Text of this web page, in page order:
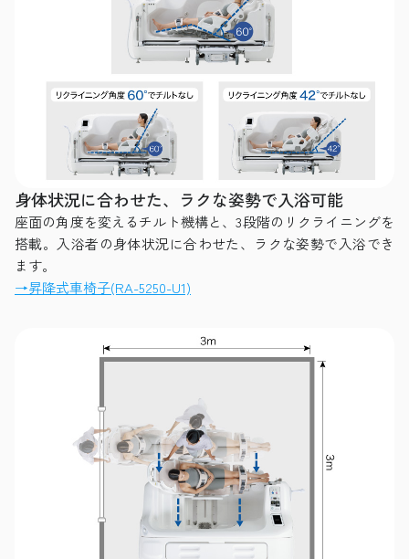
身体状況に合わせた、ラクな姿勢で入浴可能
座面の角度を変えるチルト機構と、3段階のリクライニングを
搭載。入浴者の身体状況に合わせた、ラクな姿勢で入浴でき
ます。
→昇降式車椅子(RA-5250-U1)